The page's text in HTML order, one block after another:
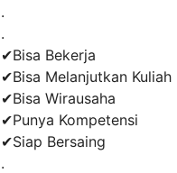
.
.
✔Bisa Bekerja
✔Bisa Melanjutkan Kuliah
✔Bisa Wirausaha
✔Punya Kompetensi
✔Siap Bersaing
.